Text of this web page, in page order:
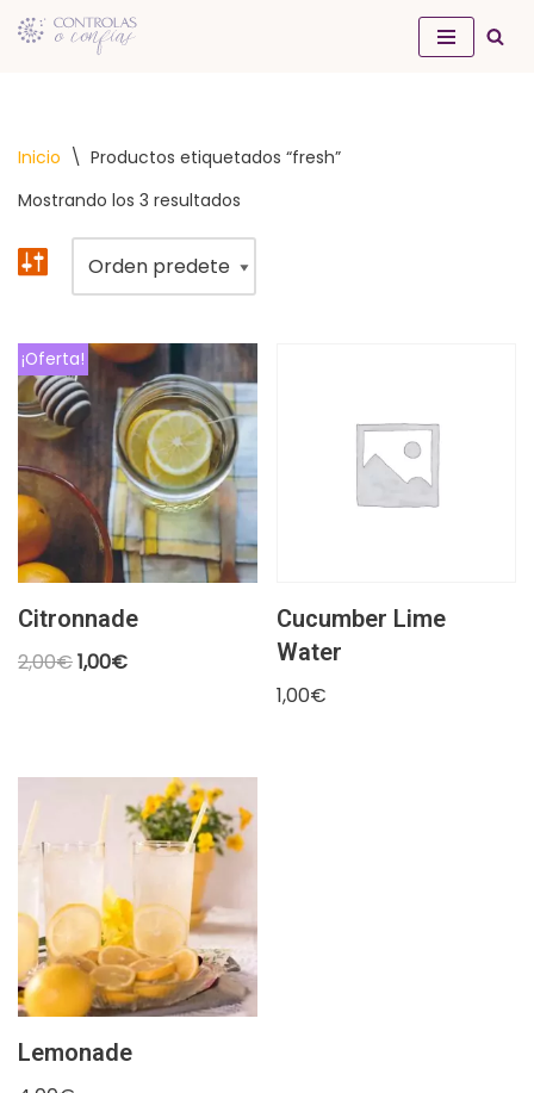
Inicio \ Productos etiquetados “fresh”
Mostrando los 3 resultados
¡Oferta!
Citronnade
2,00€1,00€
Cucumber Lime
Water
1,00€
Lemonade